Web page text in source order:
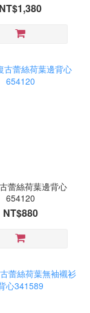
NT$1,380
蕾絲荷葉邊背心
654120
NT$880